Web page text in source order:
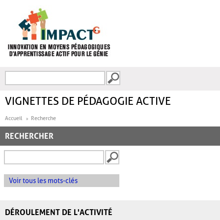
FORMULAIRE DE
VIGNETTES DE PÉDAGOGIE ACTIVE
Accueil Recherche
RECHERCHER
Voir tous les mots-clés
DÉROULEMENT DE L'ACTIVITÉ